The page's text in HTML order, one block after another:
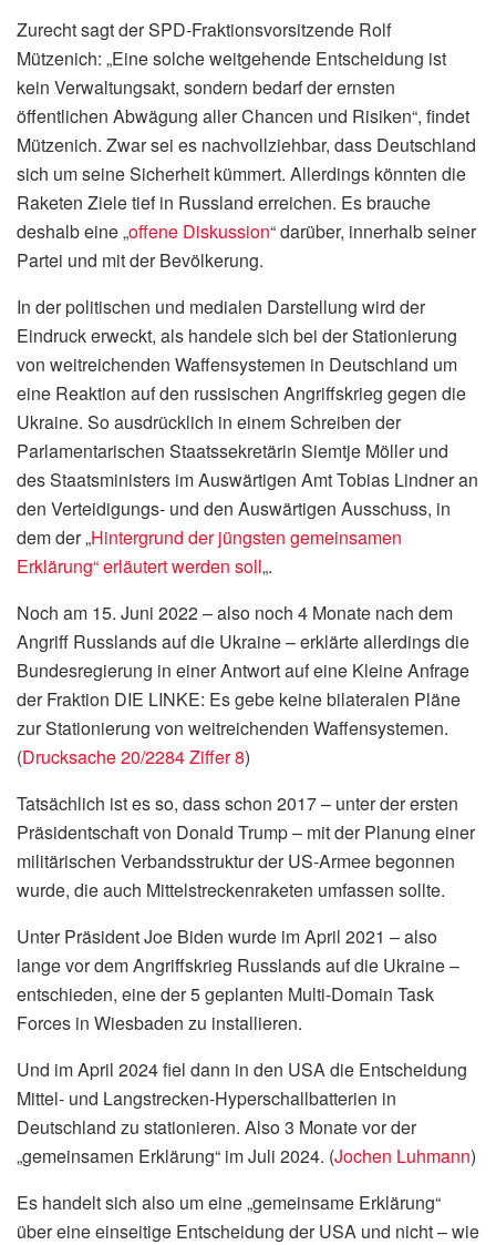
Zurecht sagt der SPD-Fraktionsvorsitzende Rolf
Mützenich: „Eine solche weitgehende Entscheidung ist
kein Verwaltungsakt, sondern bedarf der ernsten
öffentlichen Abwägung aller Chancen und Risiken“, findet
Mützenich. Zwar sei es nachvollziehbar, dass Deutschland
sich um seine Sicherheit kümmert. Allerdings könnten die
Raketen Ziele tief in Russland erreichen. Es brauche
deshalb eine „offene Diskussion“ darüber, innerhalb seiner
Partei und mit der Bevölkerung.
In der politischen und medialen Darstellung wird der
Eindruck erweckt, als handele sich bei der Stationierung
von weitreichenden Waffensystemen in Deutschland um
eine Reaktion auf den russischen Angriffskrieg gegen die
Ukraine. So ausdrücklich in einem Schreiben der
Parlamentarischen Staatssekretärin Siemtje Möller und
des Staatsministers im Auswärtigen Amt Tobias Lindner an
den Verteidigungs- und den Auswärtigen Ausschuss, in
dem der „Hintergrund der jüngsten gemeinsamen
Erklärung“ erläutert werden soll„.
Noch am 15. Juni 2022 – also noch 4 Monate nach dem
Angriff Russlands auf die Ukraine – erklärte allerdings die
Bundesregierung in einer Antwort auf eine Kleine Anfrage
der Fraktion DIE LINKE: Es gebe keine bilateralen Pläne
zur Stationierung von weitreichenden Waffensystemen.
(Drucksache 20/2284 Ziffer 8)
Tatsächlich ist es so, dass schon 2017 – unter der ersten
Präsidentschaft von Donald Trump – mit der Planung einer
militärischen Verbandsstruktur der US-Armee begonnen
wurde, die auch Mittelstreckenraketen umfassen sollte.
Unter Präsident Joe Biden wurde im April 2021 – also
lange vor dem Angriffskrieg Russlands auf die Ukraine –
entschieden, eine der 5 geplanten Multi-Domain Task
Forces in Wiesbaden zu installieren.
Und im April 2024 fiel dann in den USA die Entscheidung
Mittel- und Langstrecken-Hyperschallbatterien in
Deutschland zu stationieren. Also 3 Monate vor der
„gemeinsamen Erklärung“ im Juli 2024. (Jochen Luhmann)
Es handelt sich also um eine „gemeinsame Erklärung“
über eine einseitige Entscheidung der USA und nicht – wie